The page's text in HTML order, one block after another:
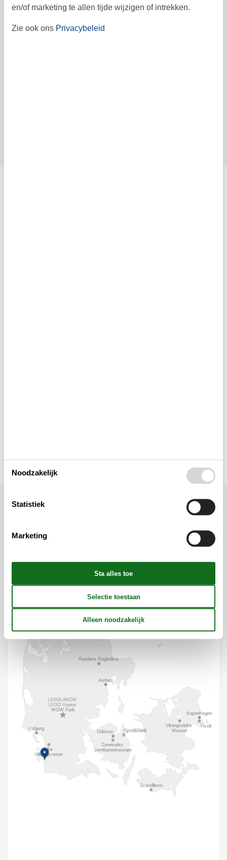
Periode
en/of marketing te allen tijde wijzigen of intrekken.
Zie ook ons Privacybeleid
Noodzakelijk
Statistiek
Marketing